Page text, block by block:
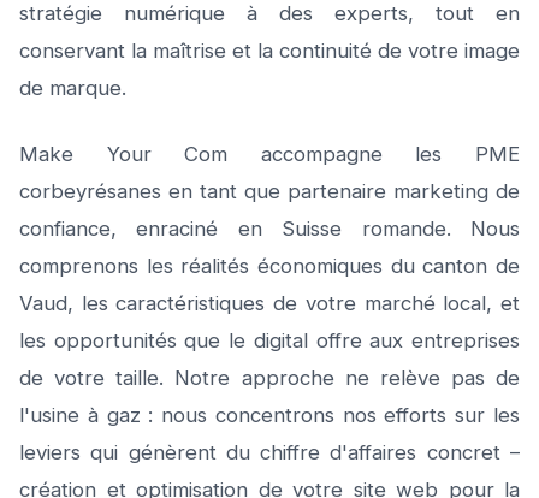
stratégie numérique à des experts, tout en
conservant la maîtrise et la continuité de votre image
de marque.
Make Your Com accompagne les PME
corbeyrésanes en tant que partenaire marketing de
confiance, enraciné en Suisse romande. Nous
comprenons les réalités économiques du canton de
Vaud, les caractéristiques de votre marché local, et
les opportunités que le digital offre aux entreprises
de votre taille. Notre approche ne relève pas de
l'usine à gaz : nous concentrons nos efforts sur les
leviers qui génèrent du chiffre d'affaires concret –
création et optimisation de votre site web pour la